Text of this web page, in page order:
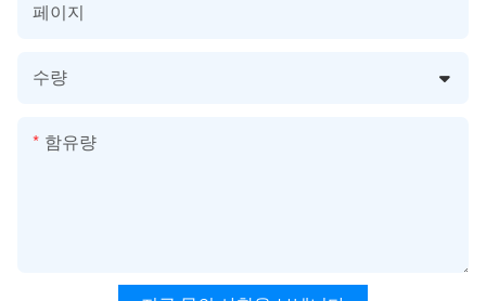
페이지
수량
함유량